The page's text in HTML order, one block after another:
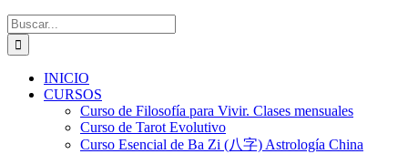
Buscar:
INICIO
CURSOS
Curso de Filosofía para Vivir. Clases mensuales
Curso de Tarot Evolutivo
Curso Esencial de Ba Zi (八字) Astrología China